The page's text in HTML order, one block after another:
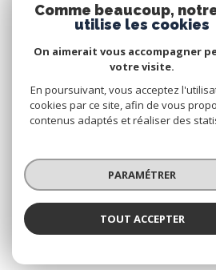
Nous suivre
© 2026 | Tous droits
Comme beaucoup,
utilise les cookies
On aimerait vous accompagner
votre visite.
En poursuivant, vous acceptez
cookies par ce site, afin de vous
contenus adaptés et réaliser des
PARAMÉTRER
TOUT ACCEPTER